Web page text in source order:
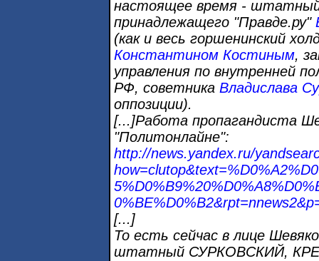
настоящее время - штатный
принадлежащего "Правде.ру"
(как и весь горшенинский
Константином Костиным,
управления по внутренней
РФ, советника Владислава
оппозиции).
[...]Работа пропагандиста
"Политонлайне":
http://news.yandex.ru/
[...]
То есть сейчас в лице
штатный СУРКОВСКИЙ,